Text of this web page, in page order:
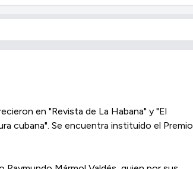
en "Revista de La Habana" y "El
cubana". Se encuentra instituido el Premio